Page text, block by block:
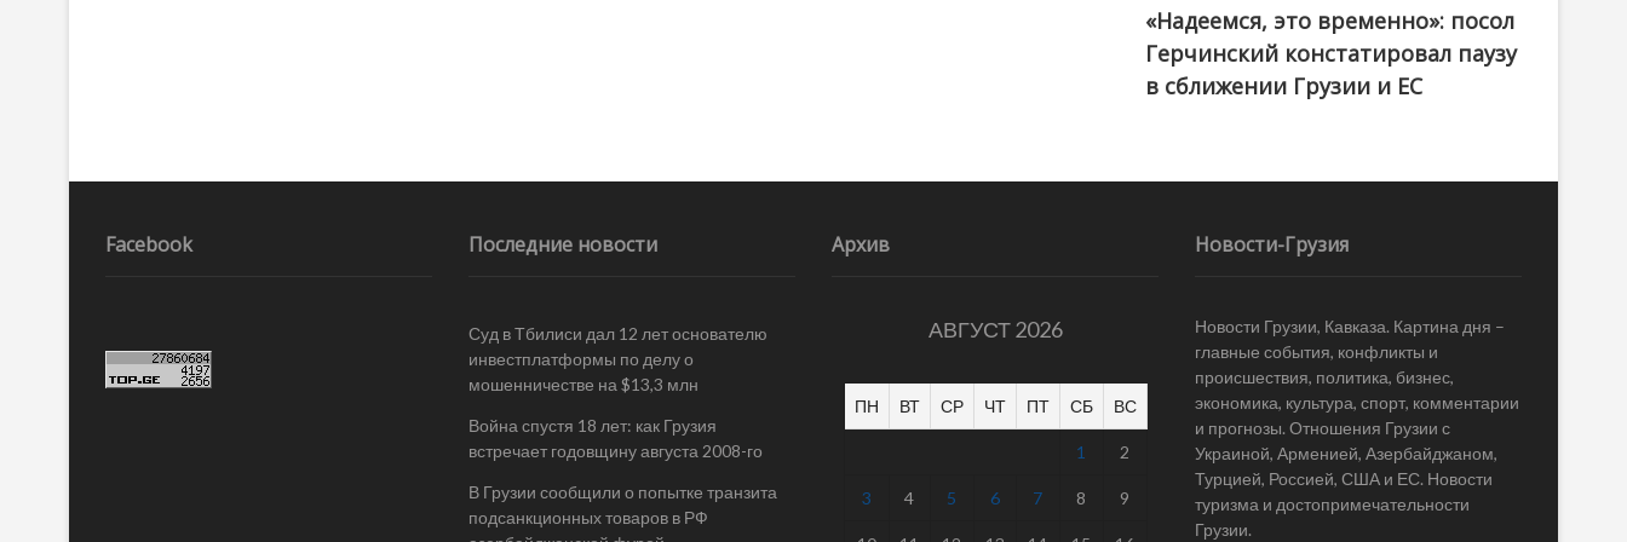
«Надеемся, это временно»: посол
Герчинский констатировал паузу
в сближении Грузии и ЕС
Facebook Последние новости
Суд в Тбилиси дал 12 лет основателю
инвестплатформы по делу о
мошенничестве на $13,3 млн
Война спустя 18 лет: как Грузия
встречает годовщину августа 2008-го
В Грузии сообщили о попытке транзита
подсанкционных товаров в РФ
Архив
АВГУСТ 2026
ПН ВТ СР ЧТ ПТ СБ ВС
1 2
3 4 5 6 7 8 9
Новости-Грузия
Новости Грузии, Кавказа. Картина дня –
главные события, конфликты и
происшествия, политика, бизнес,
экономика, культура, спорт, комментарии
и прогнозы. Отношения Грузии с
Украиной, Арменией, Азербайджаном,
Турцией, Россией, США и ЕС. Новости
туризма и достопримечательности
Грузии.